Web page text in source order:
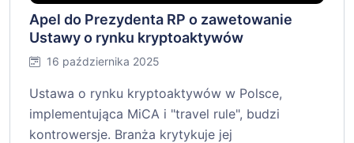
Apel do Prezydenta RP o zawetowanie
Ustawy o rynku kryptoaktywów
16 października 2025
Ustawa o rynku kryptoaktywów w Polsce,
implementująca MiCA i "travel rule", budzi
kontrowersje. Branża krytykuje jej